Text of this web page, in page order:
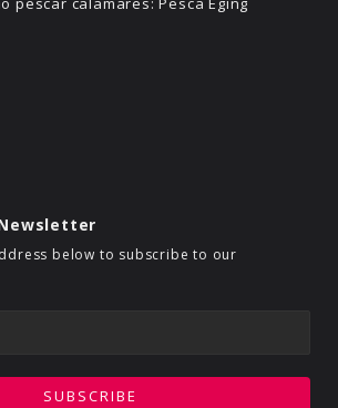
below to subscribe to our